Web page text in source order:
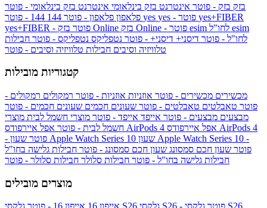
בזק בזק - פוטר אינטרנט בזק בינלאומי אינטרנט בזק בינלאומי - פוטר
פלאפון פלאפון - פוטר 144 yes
yes+FIBER
yes+FIBER - פוטר בזק Online
esim
לחו"ל - פוטר דיסני+ דיסני+ - פוטר נטפליקס נטפליקס - פוטר חבילות
טלוויזיה וסיבים חבילות טלוויזיה וסיבים - פוטר
קטגוריות מובילות
מכשירים מכשירים - פוטר אוזניות אוזניות - פוטר רמקולים רמקולים -
פוטר טאבלטים טאבלטים - פוטר שעונים חכמים שעונים חכמים - פוטר
מבצעים מבצעים - פוטר אייפד אייפד - פוטר מוצרי חשמל לבית מוצרי
חשמל לבית - פוטר אפל איירפודס AirPods 4 אפל איירפודס AirPods 4
- פוטר שעון Apple Watch Series 10 שעון Apple Watch Series 10 -
פוטר שעון חכם סמסונג שעון חכם סמסונג - פוטר חבילות גלישה בחו"ל
חבילות גלישה בחו"ל - פוטר חבילות סלולר חבילות סלולר - פוטר
מוצרים מובילים